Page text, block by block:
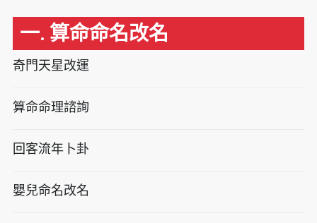
一. 算命命名改名
奇門天星改運
算命命理諮詢
回客流年卜卦
嬰兒命名改名